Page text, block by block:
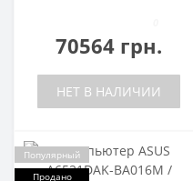
70564 грн.
НЕТ В НАЛИЧИИ
Популярный
Продано